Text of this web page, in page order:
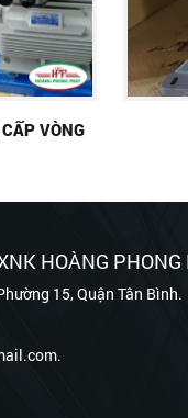
VÒNG
HOÀNG
15, Quận Tân Bình.